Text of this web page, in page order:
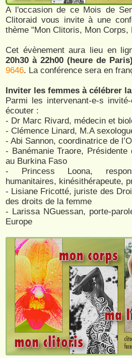
A l'occasion de ce Mois de
Clitoraid vous invite à une
thème "Mon Clitoris, Mon Corps,
Cet évènement aura lieu en
20h30 à 22h00 (heure de Paris)
9646. La conférence sera en
Inviter les femmes à célébrer
Parmi les intervenant-e-s
écouter :
- Dr Marc Rivard, médecin et
- Clémence Linard, M.A
- Abi Sannon, coordinatrice de
- Banémanie Traore, Présidente
au Burkina Faso
- Princess Loona,
humanitaires, kinésithérapeute,
- Lisiane Fricotté, juriste des
des droits de la femme
- Larissa NGuessan, porte-
Europe